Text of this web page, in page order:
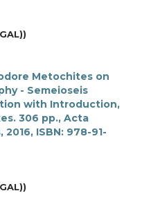
Metochites on
- Semeioseis
with Introduction,
306 pp., Acta
ISBN: 978-91-